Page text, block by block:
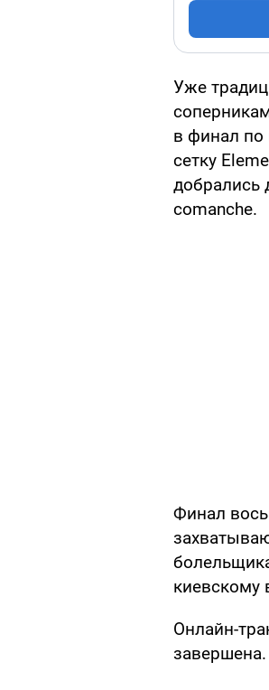
Уже
в финал по
сетку
добрались
comanche.
Финал
киевскому
Онлайн-
завершена.